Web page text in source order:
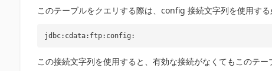
このテーブルをクエリする際は、config 接続文字列を使用する
jdbc:cdata:ftp:config:
この接続文字列を使用すると、有効な接続がなくてもこのテー